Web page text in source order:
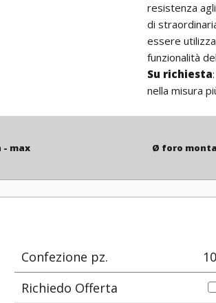
resistenza
di
essere
funzionalità
Su richiesta
nella misura
- max
Ø foro
Confezione pz.
Richiedo Offerta